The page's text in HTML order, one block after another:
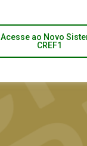
Acesse ao Novo
CREF1